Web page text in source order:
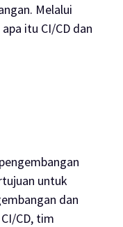
Melalui
itu CI/CD dan
untuk
dan
CD, tim